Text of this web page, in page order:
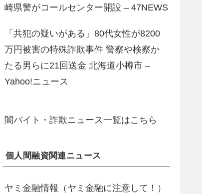
崎県警がコールセンター開設 – 47NEWS
「共犯の疑いがある」80代女性が8200
万円被害の特殊詐欺事件 警察や検察か
たる男らに21回送金 北海道小樽市 –
Yahoo!ニュース
闇バイト・詐欺ニュース一覧はこちら
個人間融資関連ニュース
ヤミ金融情報（ヤミ金融に注意して！）